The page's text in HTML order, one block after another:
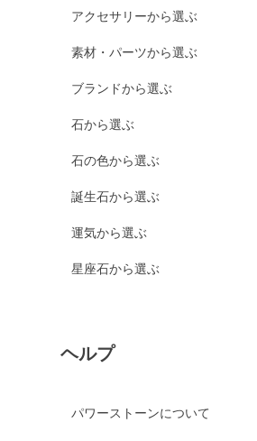
アクセサリーから選ぶ
素材・パーツから選ぶ
ブランドから選ぶ
石から選ぶ
石の色から選ぶ
誕生石から選ぶ
運気から選ぶ
星座石から選ぶ
ヘルプ
パワーストーンについて